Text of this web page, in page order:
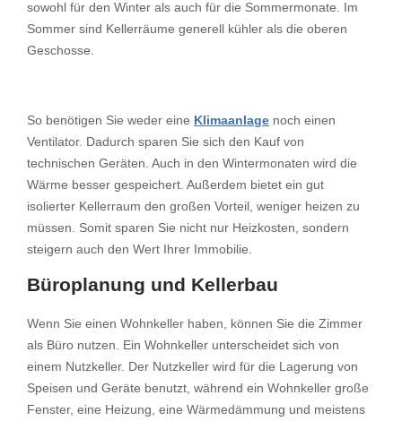
sowohl für den Winter als auch für die Sommermonate. Im
Sommer sind Kellerräume generell kühler als die oberen
Geschosse.
So benötigen Sie weder eine Klimaanlage noch einen
Ventilator. Dadurch sparen Sie sich den Kauf von
technischen Geräten. Auch in den Wintermonaten wird die
Wärme besser gespeichert. Außerdem bietet ein gut
isolierter Kellerraum den großen Vorteil, weniger heizen zu
müssen. Somit sparen Sie nicht nur Heizkosten, sondern
steigern auch den Wert Ihrer Immobilie.
Büroplanung und Kellerbau
Wenn Sie einen Wohnkeller haben, können Sie die Zimmer
als Büro nutzen. Ein Wohnkeller unterscheidet sich von
einem Nutzkeller. Der Nutzkeller wird für die Lagerung von
Speisen und Geräte benutzt, während ein Wohnkeller große
Fenster, eine Heizung, eine Wärmedämmung und meistens